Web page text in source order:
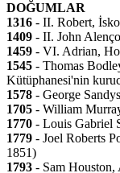
DOĞUMLAR
1316 - II. Robert,
1409 - II. John
1459 - VI. Adrian,
1545 - Thomas
Kütüphanesi'nin
1578 - George
1705 - William
1770 - Louis Gabriel
1779 - Joel Roberts
1851)
1793 - Sam Houston,